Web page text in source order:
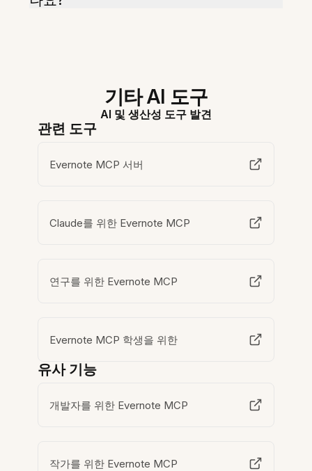
기타 AI 도구
AI 및 생산성 도구 발견
관련 도구
Evernote MCP 서버
Claude를 위한 Evernote MCP
연구를 위한 Evernote MCP
Evernote MCP 학생을 위한
유사 기능
개발자를 위한 Evernote MCP
작가를 위한 Evernote MCP